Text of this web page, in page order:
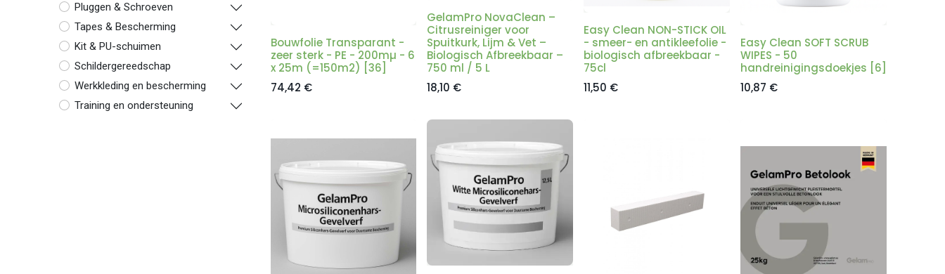
Pluggen & Schroeven
Tapes & Bescherming
Kit & PU-schuimen
Schildergereedschap
Werkkleding en bescherming
Training en ondersteuning
Bouwfolie Transparant -
zeer sterk - PE - 200mµ - 6
x 25m (=150m2) [36]
74,42 €
GelamPro NovaClean –
Citrusreiniger voor
Spuitkurk, Lijm & Vet –
Biologisch Afbreekbaar –
750 ml / 5 L
18,10 €
Easy Clean NON-STICK OIL
- smeer- en antikleefolie -
biologisch afbreekbaar -
75cl
11,50 €
Easy Clean SOFT SCRUB
WIPES - 50
handreinigingsdoekjes [6]
10,87 €